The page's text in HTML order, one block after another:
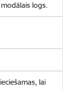
logs.
lai